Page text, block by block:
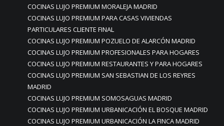
COCINAS LUJO PREMIUM MORALEJA MADRID
COCINAS LUJO PREMIUM PARA CASAS VIVIENDAS
PARTICULARES CLIENTE FINAL
COCINAS LUJO PREMIUM POZUELO DE ALARCÓN MADRID
COCINAS LUJO PREMIUM PROFESIONALES PARA HOGARES
COCINAS LUJO PREMIUM RESTAURANTES Y PARA HOGARES
COCINAS LUJO PREMIUM SAN SEBASTIAN DE LOS REYRES
MADRID
COCINAS LUJO PREMIUM SOMOSAGUAS MADRID
COCINAS LUJO PREMIUM URBANICACIÓN EL BOSQUE MADRID
COCINAS LUJO PREMIUM URBANICACIÓN LA FINCA MADRID